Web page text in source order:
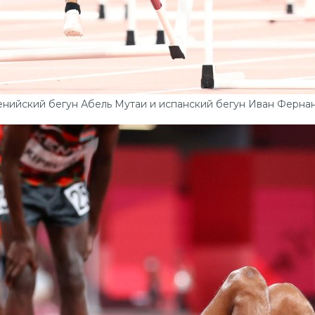
бегун Абель Мутаи и испанский бегун Иван